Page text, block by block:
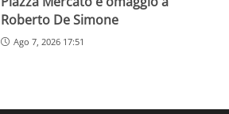
Roberto De Simone
Ago 7, 2026 17:51